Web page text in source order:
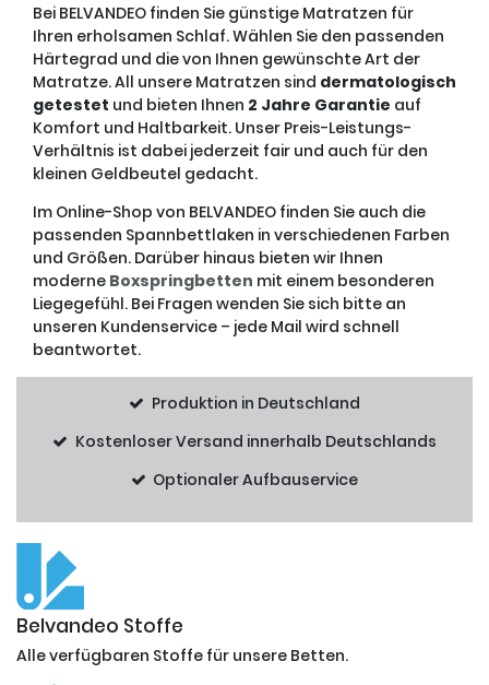
Bei BELVANDEO finden Sie günstige Matratzen für
Ihren erholsamen Schlaf. Wählen Sie den passenden
Härtegrad und die von Ihnen gewünschte Art der
Matratze. All unsere Matratzen sind dermatologisch
getestet und bieten Ihnen 2 Jahre Garantie auf
Komfort und Haltbarkeit. Unser Preis-Leistungs-
Verhältnis ist dabei jederzeit fair und auch für den
kleinen Geldbeutel gedacht.
Im Online-Shop von BELVANDEO finden Sie auch die
passenden Spannbettlaken in verschiedenen Farben
und Größen. Darüber hinaus bieten wir Ihnen
moderne Boxspringbetten mit einem besonderen
Liegegefühl. Bei Fragen wenden Sie sich bitte an
unseren Kundenservice – jede Mail wird schnell
beantwortet.
Produktion in Deutschland
Kostenloser Versand innerhalb Deutschlands
Optionaler Aufbauservice
Belvandeo Stoffe
Alle verfügbaren Stoffe für unsere Betten.